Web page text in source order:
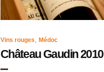
Vins rouges Médoc
Château Gaudin 2010